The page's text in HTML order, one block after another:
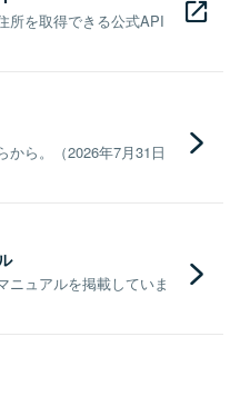
所を取得できる公式API
から。（2026年7月31日
ニュアルを掲載していま